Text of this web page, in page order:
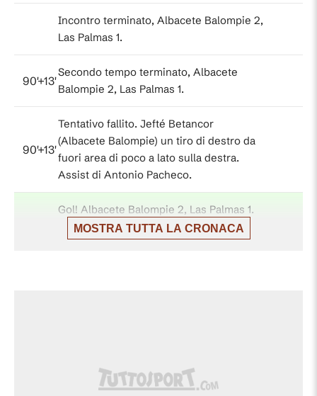
Incontro terminato, Albacete Balompie 2,
Las Palmas 1.
90'+13'
Secondo tempo terminato, Albacete
Balompie 2, Las Palmas 1.
90'+13'
Tentativo fallito. Jefté Betancor
(Albacete Balompie) un tiro di destro da
fuori area di poco a lato sulla destra.
Assist di Antonio Pacheco.
Gol! Albacete Balompie 2, Las Palmas 1.
Samuel Obeng (Albacete Balompie) un
tiro di sinistro da centro area sotto la
Tentativo fallito. Antonio Puertas
MOSTRA TUTTA LA CRONACA